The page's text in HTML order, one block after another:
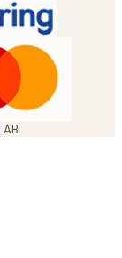
AB